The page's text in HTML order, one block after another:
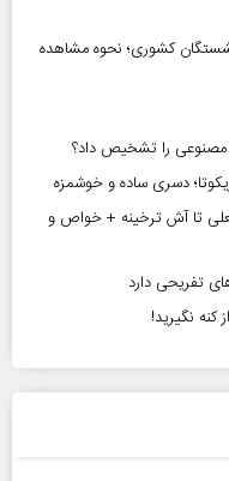
تومانی بازنشستگان کشوری؛ نحوه مشاهده
را تشخیص داد؟
دسری ساده و خوشمزه
تا آش ترخینه + خواص و
تفریحی دارد
نگیرید!